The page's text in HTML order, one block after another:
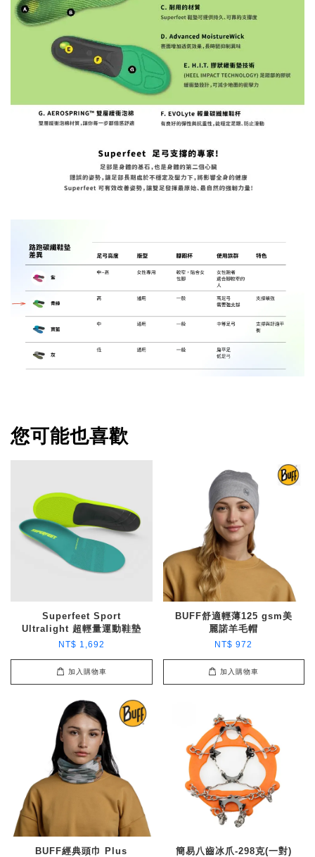
您可能也喜歡
Superfeet Sport
Ultralight 超輕量運動鞋墊
NT$ 1,692
加入購物車
BUFF舒適輕薄125 gsm美
麗諾羊毛帽
NT$ 972
加入購物車
BUFF經典頭巾 Plus 簡易八齒冰爪-298克(一對)